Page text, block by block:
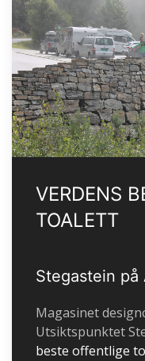
VERDENS
TOALETT
Stegastein
Magasinet
Utsiktspunktet
beste offentlige